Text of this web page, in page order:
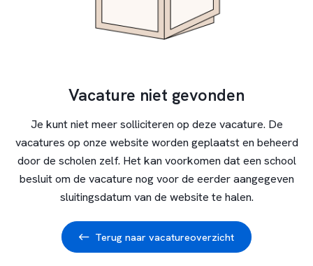
Vacature niet gevonden
Je kunt niet meer solliciteren op deze vacature. De
vacatures op onze website worden geplaatst en beheerd
door de scholen zelf. Het kan voorkomen dat een school
besluit om de vacature nog voor de eerder aangegeven
sluitingsdatum van de website te halen.
Terug naar vacatureoverzicht